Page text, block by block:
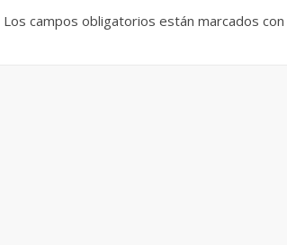
Los campos obligatorios están marcados con